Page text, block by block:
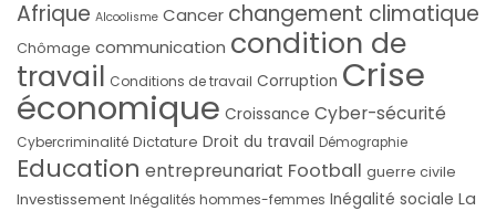
Afrique Alcoolisme Cancer changement climatique
Chômage communication condition de
travail Conditions de travail Corruption Crise
économique Croissance Cyber-sécurité
Cybercriminalité Dictature Droit du travail Démographie
Education entrepreunariat Football guerre civile
Investissement Inégalités hommes-femmes Inégalité sociale La